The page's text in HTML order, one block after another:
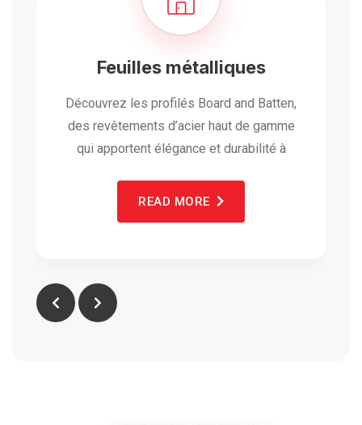
Feuilles métalliques
Découvrez les profilés Board and Batten,
des revêtements d’acier haut de gamme
qui apportent élégance et durabilité à
READ MORE